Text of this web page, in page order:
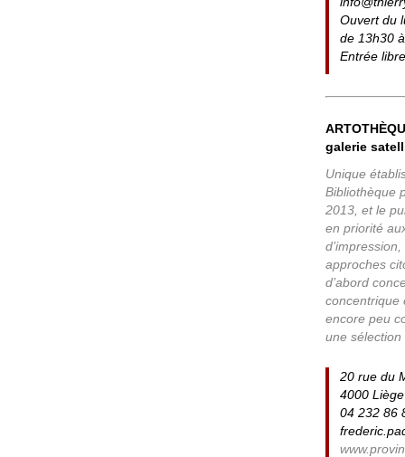
Ouvert du
de 13h30
Entrée libre
galerie
Unique
Bibliothèque
2013, et le
en priorité
approches
d’abord
concentrique
encore peu
une
20 rue du
4000 Liège
04 232 86